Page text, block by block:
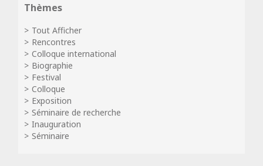
Thèmes
Tout Afficher
Rencontres
Colloque international
Biographie
Festival
Colloque
Exposition
Séminaire de recherche
Inauguration
Séminaire